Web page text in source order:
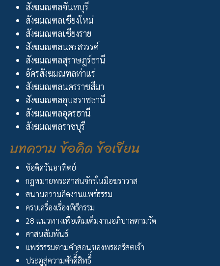
สังฆมณฑลจันทบุรี
สังฆมณฑลเชียงใหม่
สังฆมณฑลเชียงราย
สังฆมณฑลนครสวรรค์
สังฆมณฑลสุราษฎร์ธานี
อัครสังฆมณฑลท่าแร่
สังฆมณฑลนครราชสีมา
สังฆมณฑลอุบลราชธานี
สังฆมณฑลอุดรธานี
สังฆมณฑลราชบุรี
บทความ ข้อคิด ข้อเขียน
ข้อคิดวันอาทิตย์
กฏหมายพระศาสนจักรในมือฆราวาส
สนามความคิดงานแพร่ธรรม
ครบเครื่องเรื่องพิธีกรรม
28 แนวทางเพื่อเติมเต็มงานอภิบาลตามวัด
ศาสนสัมพันธ์
แพร่ธรรมตามคำสอนของพระคริสตเจ้า
ประตูสู่ความศักดิิ์สิทธิิ์